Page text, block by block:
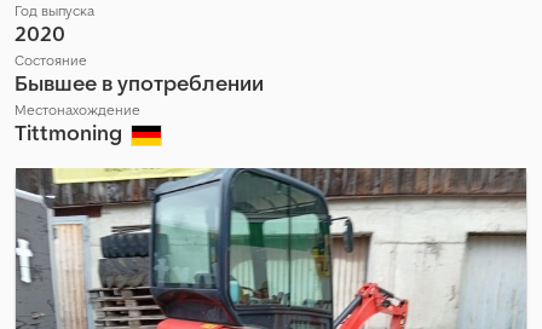
Год выпуска
2020
Состояние
Бывшее в употреблении
Местонахождение
Tittmoning